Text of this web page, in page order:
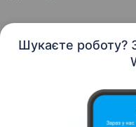
Шукаєте роботу?